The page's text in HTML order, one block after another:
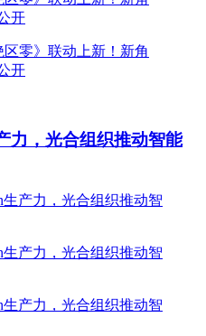
力，光合组织推动智能